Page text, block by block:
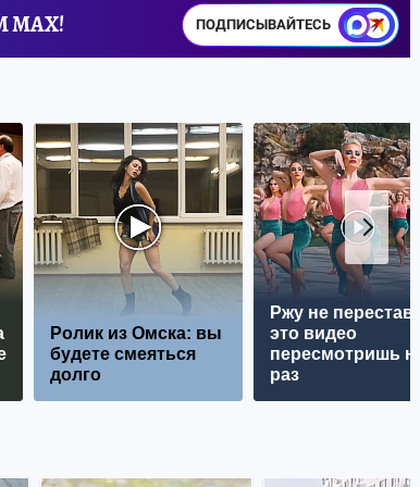
ПОДПИСЫВАЙТЕСЬ
Ролик из Омска: вы
будете смеяться
долго
Ржу не
это видео
пересмотришь не
раз